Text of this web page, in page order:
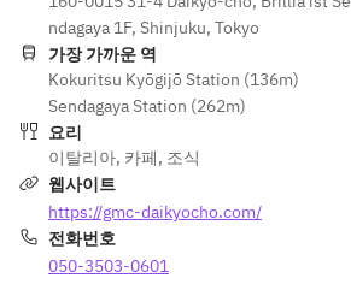
ラザ
ニ
ODA
Y'S
バー
ndagaya 1F, Shinjuku, Tokyo
가장 가까운 역
Kokuritsu Kyōgijō Station (136m)
Sendagaya Station (262m)
요리
이탈리아, 카페, 조식
웹사이트
https://gmc-daikyocho.com/
전화번호
050-3503-0601